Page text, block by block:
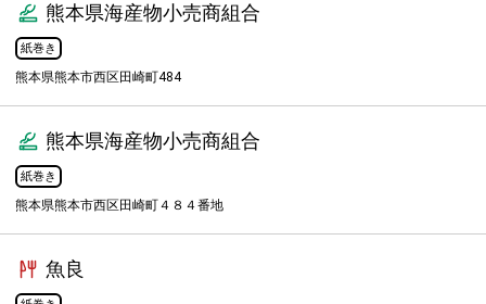
熊本県海産物小売商組合
紙巻き
熊本県熊本市西区田崎町484
熊本県海産物小売商組合
紙巻き
熊本県熊本市西区田崎町４８４番地
魚良